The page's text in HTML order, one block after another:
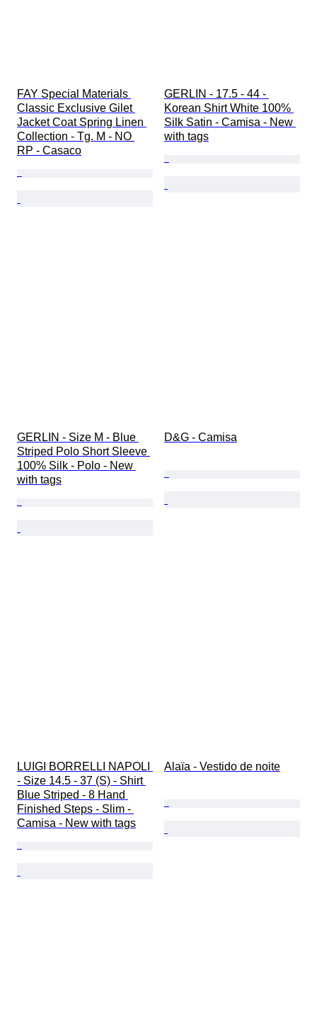
FAY Special Materials
Classic Exclusive Gilet
Jacket Coat Spring Linen
Collection - Tg. M - NO
RP - Casaco
GERLIN - 17.5 - 44 -
Korean Shirt White 100%
Silk Satin - Camisa - New
with tags
GERLIN - Size M - Blue
Striped Polo Short Sleeve
100% Silk - Polo - New
with tags
D&G - Camisa
LUIGI BORRELLI NAPOLI
- Size 14.5 - 37 (S) - Shirt
Blue Striped - 8 Hand
Finished Steps - Slim -
Camisa - New with tags
Alaïa - Vestido de noite